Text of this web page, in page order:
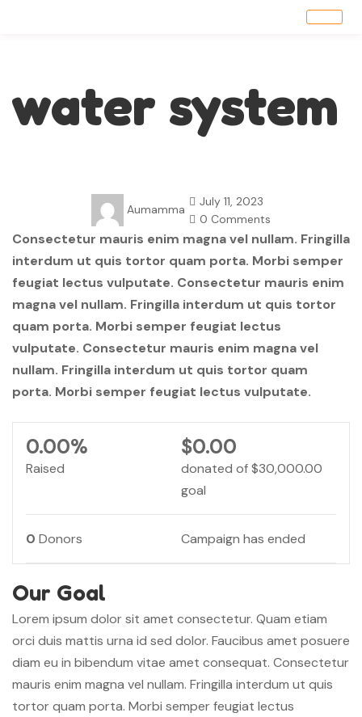
water system
Aumamma
July 11, 2023
0 Comments
Consectetur mauris enim magna vel nullam. Fringilla
interdum ut quis tortor quam porta. Morbi semper
feugiat lectus vulputate. Consectetur mauris enim
magna vel nullam. Fringilla interdum ut quis tortor
quam porta. Morbi semper feugiat lectus
vulputate. Consectetur mauris enim magna vel
nullam. Fringilla interdum ut quis tortor quam
porta. Morbi semper feugiat lectus vulputate.
0.00%
Raised
$0.00
donated of$30,000.00
goal
0 Donors Campaign has ended
Our Goal
Lorem ipsum dolor sit amet consectetur. Quam etiam
orci duis mattis urna id sed dolor. Faucibus amet posuere
diam eu in bibendum vitae amet consequat. Consectetur
mauris enim magna vel nullam. Fringilla interdum ut quis
tortor quam porta. Morbi semper feugiat lectus